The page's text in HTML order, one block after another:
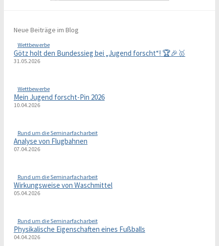
Neue Beiträge im Blog
Wettbewerbe
Götz holt den Bundessieg bei „Jugend forscht“! 🏆🎉🥇
31.05.2026
Wettbewerbe
Mein Jugend forscht-Pin 2026
10.04.2026
Rund um die Seminarfacharbeit
Analyse von Flugbahnen
07.04.2026
Rund um die Seminarfacharbeit
Wirkungsweise von Waschmittel
05.04.2026
Rund um die Seminarfacharbeit
Physikalische Eigenschaften eines Fußballs
04.04.2026